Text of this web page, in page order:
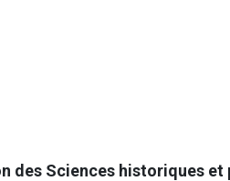
des Sciences historiques et